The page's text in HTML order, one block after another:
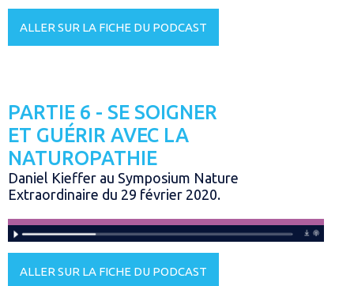
ALLER SUR LA FICHE DU PODCAST
PARTIE 6 - SE SOIGNER
ET GUÉRIR AVEC LA
NATUROPATHIE
Daniel Kieffer au Symposium Nature
Extraordinaire du 29 février 2020.
ALLER SUR LA FICHE DU PODCAST